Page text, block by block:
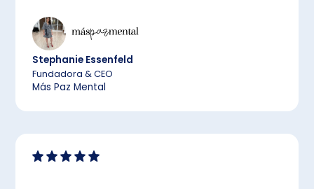
Stephanie Essenfeld
Fundadora & CEO
Más Paz Mental